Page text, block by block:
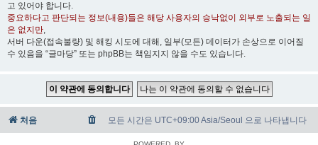
고 있어야 합니다.
중요하다고 판단되는 정보(내용)들은 해당 사용자의 승낙없이 외부로 노출되는 일
은 없지만,
서버 다운(접속불량) 및 해킹 시도에 대해, 일부(모든) 데이터가 손상으로 이어질
수 있음을 “글마당” 또는 phpBB는 책임지지 않을 수도 있습니다.
처음 모든 시간은 UTC+09:00 Asia/Seoul 으로 나타냅니다